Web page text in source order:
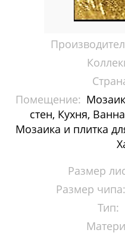
Feel
Karma
Liberty
Lux
Metropolis
Shining
Sunshine
Vitreo
Помещение:
стен, Кухня,
Мозаика и плитка
Размер
Размер чипа:
Тип: